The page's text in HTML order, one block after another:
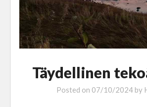
Täydellinen
Posted on 07/10/2024 by